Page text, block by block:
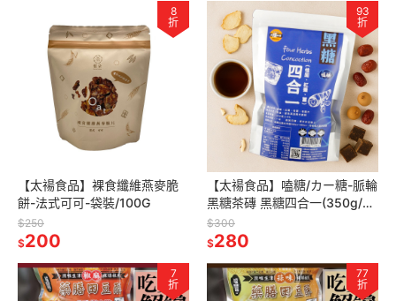
8
折
【太禓食品】裸食纖維燕麥脆
餅-法式可可-袋裝/100G
$250
$200
93
折
【太禓食品】嗑糖/カー糖-脈輪
黑糖茶磚 黑糖四合一(350g/
包)
$300
$280
7
折
77
折